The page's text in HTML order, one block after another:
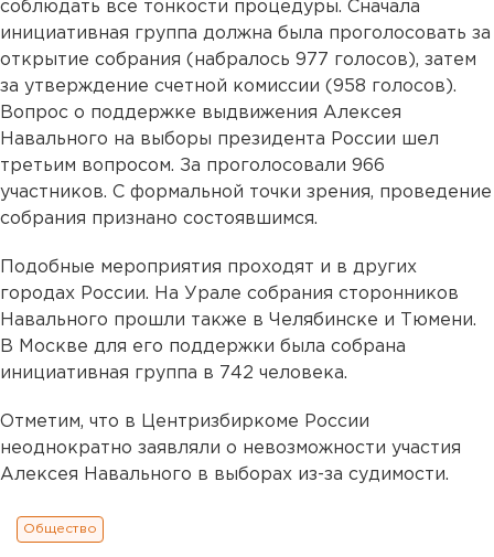
соблюдать все тонкости процедуры. Сначала
инициативная группа должна была проголосовать за
открытие собрания (набралось 977 голосов), затем
за утверждение счетной комиссии (958 голосов).
Вопрос о поддержке выдвижения Алексея
Навального на выборы президента России шел
третьим вопросом. За проголосовали 966
участников. С формальной точки зрения, проведение
собрания признано состоявшимся.
Подобные мероприятия проходят и в других
городах России. На Урале собрания сторонников
Навального прошли также в Челябинске и Тюмени.
В Москве для его поддержки была собрана
инициативная группа в 742 человека.
Отметим, что в Центризбиркоме России
неоднократно заявляли о невозможности участия
Алексея Навального в выборах из-за судимости.
Общество